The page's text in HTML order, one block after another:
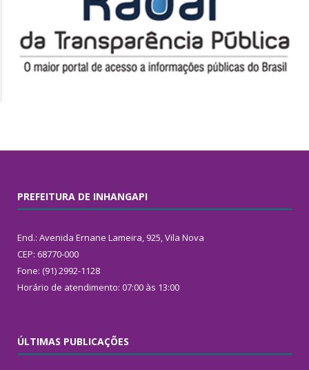
PREFEITURA DE INHANGAPI
End.: Avenida Ernane Lameira, 925, Vila Nova
CEP: 68770-000
Fone: (91) 2992-1128
Horário de atendimento: 07:00 às 13:00
ÚLTIMAS PUBLICAÇÕES